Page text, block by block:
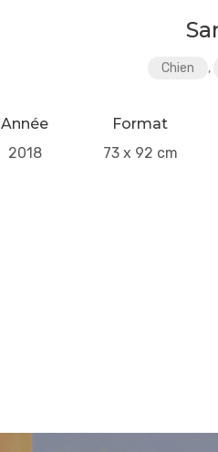
Chien ,
Année
2018
Format
73 x 92 cm